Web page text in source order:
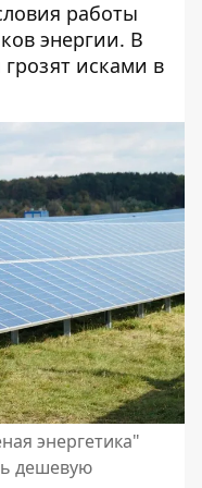
работы
энергии. В
исками в
энергетика"
дешевую